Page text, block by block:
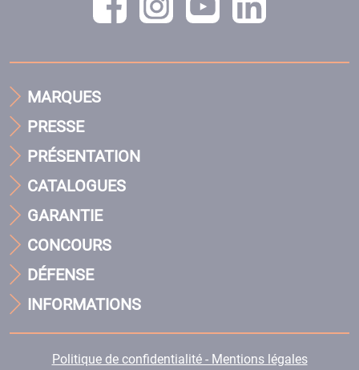
MARQUES
PRESSE
PRÉSENTATION
CATALOGUES
GARANTIE
CONCOURS
DÉFENSE
INFORMATIONS
Politique de confidentialité - Mentions légales